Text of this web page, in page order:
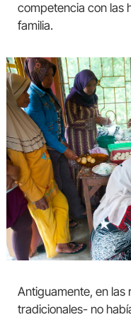
competencia con las
familia.
Antiguamente, en
tradicionales- no